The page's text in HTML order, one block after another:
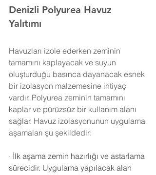
Denizli Polyurea Havuz
Yalıtımı
Havuzları izole ederken zeminin
tamamını kaplayacak ve suyun
oluşturduğu basınca dayanacak esnek
bir izolasyon malzemesine ihtiyaç
vardır. Polyurea zeminin tamamını
kaplar ve pürüzsüz bir kullanım alanı
sağlar. Havuz izolasyonunun uygulama
aşamaları şu şekildedir:
· İlk aşama zemin hazırlığı ve astarlama
sürecidir. Uygulama yapılacak alan